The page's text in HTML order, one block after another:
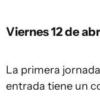
Viernes 12 de
La primera
entrada tiene un